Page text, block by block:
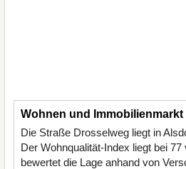
Wohnen und Immobilienmarkt
Die Straße Drosselweg liegt in
Der Wohnqualität-Index liegt bei
bewertet die Lage anhand von